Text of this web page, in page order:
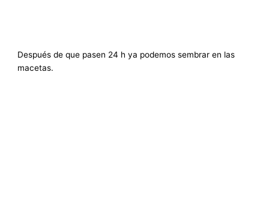
Después de que pasen 24 h ya podemos sembrar en las
macetas.